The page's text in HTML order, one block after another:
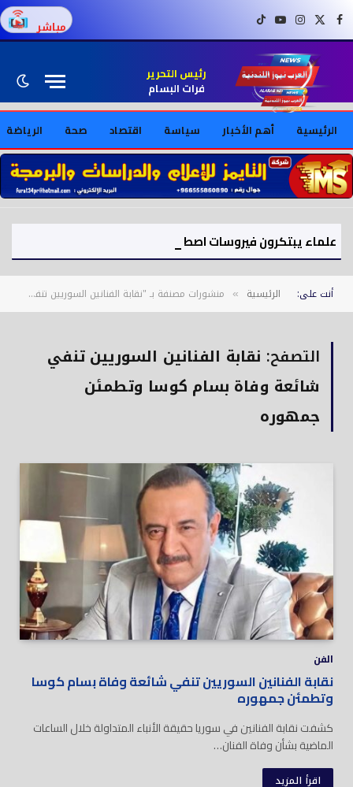
فيسبوكX (Twitter)
إنستغراميوتيوبتيك توك مباشر
رئيس التحرير
فرات البسام
الرئيسية أهم الأخبار سياسة اقتصاد صحة الرياضة
أنت على: الرئيسية » منشورات مصنفة بـ "نقابة الفنانين السوريين تنفي شائعة وفاة بسام كوسا وتطمئن جمهوره"
التصفح: نقابة الفنانين السوريين تنفي
شائعة وفاة بسام كوسا وتطمئن
جمهوره
الفن
نقابة الفنانين السوريين تنفي شائعة وفاة بسام كوسا
وتطمئن جمهوره
كشفت نقابة الفنانين في سوريا حقيقة الأنباء المتداولة خلال الساعات
الماضية بشأن وفاة الفنان…
اقرأ المزيد